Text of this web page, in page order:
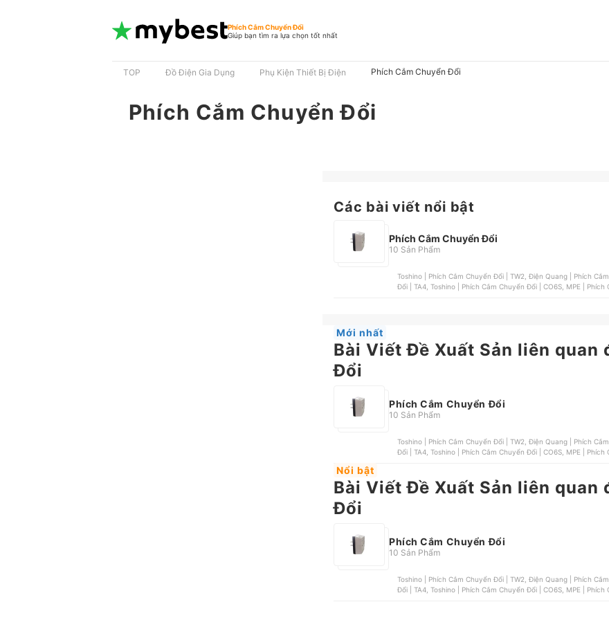
Phích Cắm Chuyển Đổi
Giúp bạn tìm ra lựa chọn tốt nhất
TOP Đồ Điện Gia Dụng Phụ Kiện Thiết Bị Điện Phích Cắm Chuyển Đổi
Phích Cắm Chuyển Đổi
Các bài viết nổi bật
Phích Cắm Chuyển Đổi
10 Sản Phẩm
Toshino | Phích Cắm Chuyển Đổi | TW2, Điện Quang | Phích Cắm Chuyển Đổi | ĐQ ESK TV06R 2U , MPE | Phích Cắm Chuyển
Đổi | TA4, Toshino
Mới nhất
Bài Viết Đề Xuất Sản liên quan
Đổi
Phích Cắm Chuyển Đổi
10 Sản Phẩm
Toshino | Phích Cắm Chuyển Đổi | TW2, Điện Quang | Phích Cắm Chuyển Đổi | ĐQ ESK TV06R 2U , MPE | Phích Cắm Chuyển
Đổi | TA4, Toshino
Nổi bật
Bài Viết Đề Xuất Sản liên quan
Đổi
Phích Cắm Chuyển Đổi
10 Sản Phẩm
Toshino | Phích Cắm Chuyển Đổi | TW2, Điện Quang | Phích Cắm Chuyển Đổi | ĐQ ESK TV06R 2U , MPE | Phích Cắm Chuyển
Đổi | TA4, Toshino